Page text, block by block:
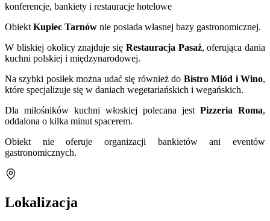
konferencje, bankiety i restauracje hotelowe
Obiekt Kupiec Tarnów nie posiada własnej bazy gastronomicznej.
W bliskiej okolicy znajduje się Restauracja Pasaż, oferująca dania
kuchni polskiej i międzynarodowej.
Na szybki posiłek można udać się również do Bistro Miód i Wino,
które specjalizuje się w daniach wegetariańskich i wegańskich.
Dla miłośników kuchni włoskiej polecana jest Pizzeria Roma,
oddalona o kilka minut spacerem.
Obiekt nie oferuje organizacji bankietów ani eventów
gastronomicznych.
Lokalizacja